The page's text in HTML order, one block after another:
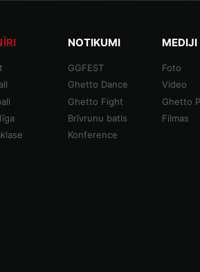
NOTIKUMI
GGFEST
Ghetto Dance
Ghetto Fight
Brīvrunu batls
Konference
MEDIJI
Foto
Video
Ghetto
Filmas